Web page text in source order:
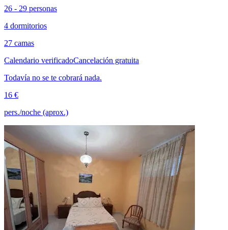
26 - 29 personas
4 dormitorios
27 camas
Calendario verificadoCancelación gratuita
Todavía no se te cobrará nada.
16 €
pers./noche (aprox.)